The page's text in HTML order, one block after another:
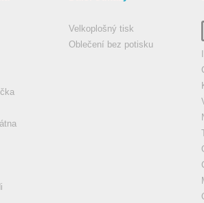
Velkoplošný tisk
Oblečení bez potisku